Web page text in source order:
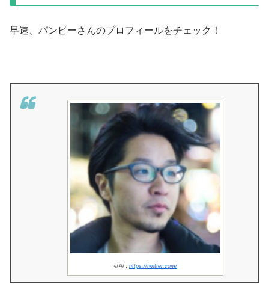
早速、パンピーさんのプロフィールをチェック！
引用： https://twitter.com/